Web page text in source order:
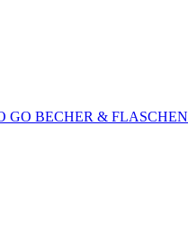
GO BECHER & FLASCHEN